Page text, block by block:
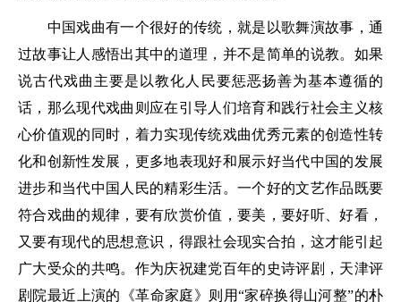
中国戏曲有一个很好的传统，就是以歌舞演故事，通
过故事让人感悟出其中的道理，并不是简单的说教。如果
说古代戏曲主要是以教化人民要惩恶扬善为基本遵循的
话，那么现代戏曲则应在引导人们培育和践行社会主义核
心价值观的同时，着力实现传统戏曲优秀元素的创造性转
化和创新性发展，更多地表现好和展示好当代中国的发展
进步和当代中国人民的精彩生活。一个好的文艺作品既要
符合戏曲的规律，要有欣赏价值，要美，要好听、好看，
又要有现代的思想意识，得跟社会现实合拍，这才能引起
广大受众的共鸣。作为庆祝建党百年的史诗评剧，天津评
剧院最近上演的《革命家庭》则用“家碎换得山河整”的朴